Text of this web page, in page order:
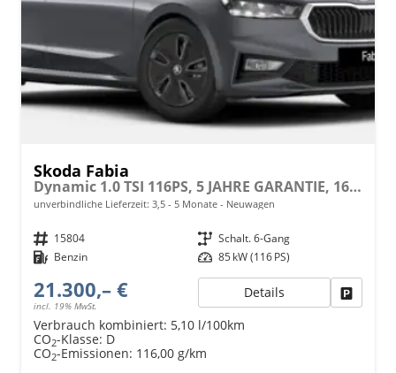
Skoda Fabia
Dynamic 1.0 TSI 116PS, 5 JAHRE GARANTIE, 16" ALU schwarz, Sportfahrwerk, SunSet, Parksensoren vo/hi, Kamera, Kessy, Alarm, Toter-Winkel, Virtual Cockpit 10", LED-Scheinwerfer, M-Lederlenkrad beheizt, NSW Sitzheizung, Tempomat, Climatronic, Radio 8"+Smartlink
unverbindliche Lieferzeit: 3,5 - 5 Monate Neuwagen
Fahrzeugnr. 15804 Getriebe Schalt. 6-Gang
Kraftstoff Benzin Leistung 85 kW (116 PS)
21.300,– €
incl. 19% MwSt.
Details
Verbrauch kombiniert: 5,10 l/100km
CO2-Klasse: D
CO2-Emissionen: 116,00 g/km